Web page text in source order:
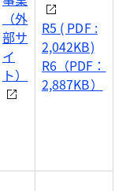
（外
部サ
イ
ト）
R5 ( PDF :
2,042KB)
R6（PDF：
2,887KB）